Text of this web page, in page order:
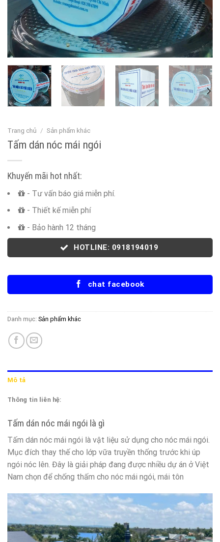
Trang chủ / Sản phẩm khác
Tấm dán nóc mái ngói
Khuyến mãi hot nhất:
- Tư vấn báo giá miễn phí.
- Thiết kế miễn phí
- Bảo hành 12 tháng
HOTLINE: 0918194019
chat facebook
Danh mục: Sản phẩm khác
Mô tả
Thông tin liên hệ:
Tấm dán nóc mái ngói là gì
Tấm dán nóc mái ngói là vật liệu sử dụng cho nóc mái ngói.
Mục đích thay thế cho lớp vữa truyền thống trước khi úp
ngói nóc lên. Đây là giải pháp đang được nhiều dự án ở Việt
Nam chọn để chống thấm cho nóc mái ngói, mái tôn